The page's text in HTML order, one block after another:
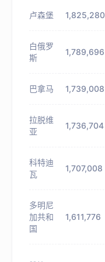
卢森堡 1,825,280
白俄罗
斯
1,789,696
巴拿马 1,739,008
拉脱维
亚
1,736,704
科特迪
瓦
1,707,008
多明尼
加共和
国
1,611,776